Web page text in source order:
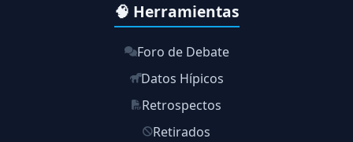
🧠 Herramientas
Foro de Debate
Datos Hípicos
Retrospectos
Retirados